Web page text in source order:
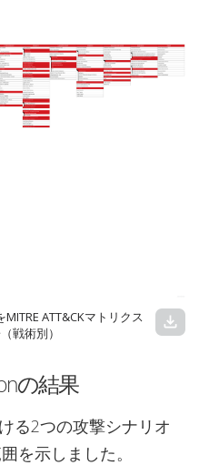
ATT&CKマトリクス
戦術別）
download
の結果
る2つの攻撃シナリオ
を示しました。